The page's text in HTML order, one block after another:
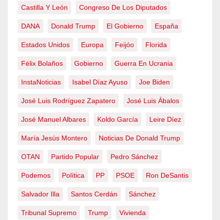
Castilla Y León Congreso De Los Diputados
DANA Donald Trump El Gobierno España
Estados Unidos Europa Feijóo Florida
Félix Bolaños Gobierno Guerra En Ucrania
InstaNoticias Isabel Díaz Ayuso Joe Biden
José Luis Rodríguez Zapatero José Luis Ábalos
José Manuel Albares Koldo García Leire Díez
María Jesús Montero Noticias De Donald Trump
OTAN Partido Popular Pedro Sánchez
Podemos Política PP PSOE Ron DeSantis
Salvador Illa Santos Cerdán Sánchez
Tribunal Supremo Trump Vivienda